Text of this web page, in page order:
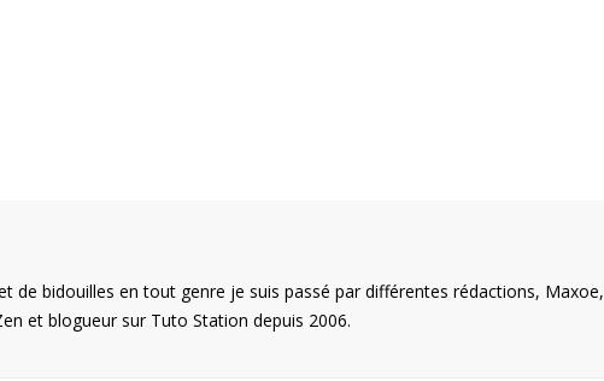
de bidouilles en tout genre je suis passé par différentes rédactions, Maxoe,
et blogueur sur Tuto Station depuis 2006.